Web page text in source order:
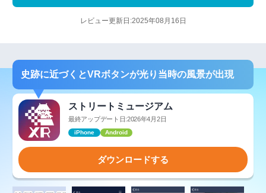
レビュー更新日:2025年08月16日
史跡に近づくとVRボタンが光り当時の風景が出現
ストリートミュージアム
最終アップデート日:2026年4月2日
iPhone Android
ダウンロードする